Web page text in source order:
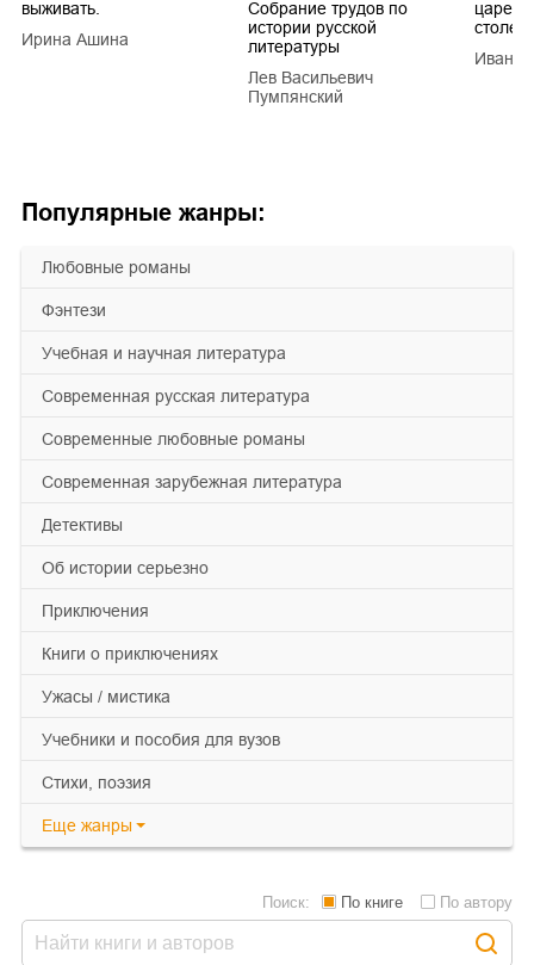
Популярные жанры:
любовные романы
фэнтези
учебная и научная литература
современная русская литература
современные любовные романы
современная зарубежная литература
детективы
об истории серьезно
приключения
книги о приключениях
ужасы / мистика
учебники и пособия для вузов
cтихи, поэзия
Еще жанры
выживать.
Ирина Ашина
Собрание трудов по
истории русской
литературы
Лев Васильевич
Пумпянский
царей
Иван
Поиск: По книге По автору